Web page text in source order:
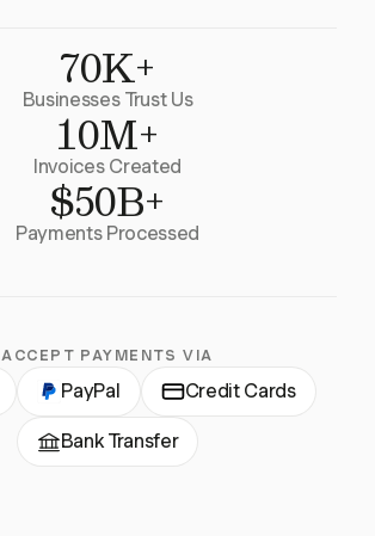
70K+
Businesses Trust Us
10M+
Invoices Created
$50B+
Payments Processed
ACCEPT PAYMENTS VIA
PayPal Credit Cards
Bank Transfer